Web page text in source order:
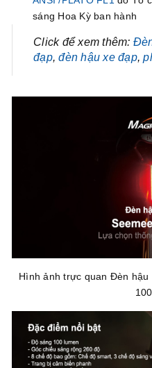
sáng Hoa Kỳ ban hành
Click để xem thêm:
đạp,đèn hậu xe đạp,
Hình ảnh trực quan Đèn hậu